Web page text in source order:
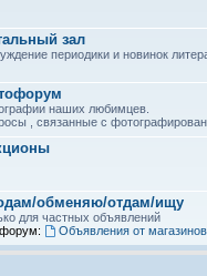
зал
периодики и новинок
наших любимцев.
, связанные с
обменяю/отдам/ищу
для частных объявлений
Объявления от